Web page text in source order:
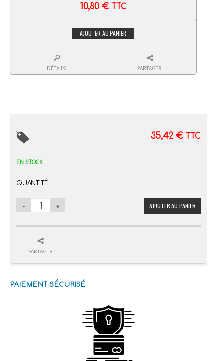
10,80 € TTC
AJOUTER AU PANIER
DÉTAILS PARTAGER
35,42 € TTC
EN STOCK
QUANTITÉ
AJOUTER AU PANIER
PARTAGER
PAIEMENT SÉCURISÉ